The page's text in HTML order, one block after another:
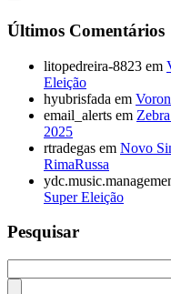
Últimos Comentários
litopedreira-8823 em
Eleição
hyubrisfada em
email_alerts em
2025
rtradegas em Novo
RimaRussa
Super Eleição
Pesquisar